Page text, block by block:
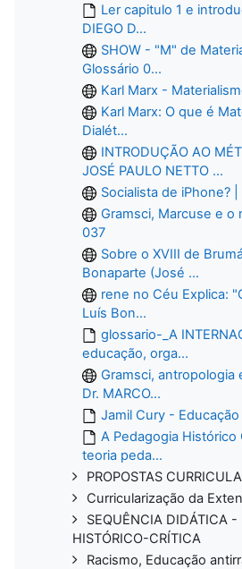
Ler capitulo 1 e
DIEGO D...
SHOW - "M" de
Glossário 0...
Karl Marx -
Karl Marx: O que é
Dialét...
INTRODUÇÃO AO
JOSÉ PAULO NETTO ...
Socialista de iPhone? |
Gramsci, Marcuse e o
037
Sobre o XVIII de
Bonaparte (José ...
rene no Céu Explica:
Luís Bon...
glossario-_A
educação, orga...
Gramsci, antropologia
Dr. MARCO...
Jamil Cury -
A Pedagogia Histórico
teoria peda...
PROPOSTAS
Curricularização da
SEQUÊNCIA DIDÁTICA -
HISTÓRICO-CRÍTICA
Racismo, Educação